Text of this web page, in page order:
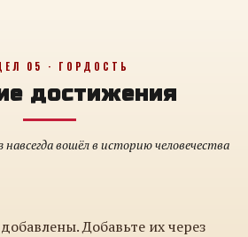
05 · ГОРДОСТЬ
достижения
вошёл в историю человечества
Добавьте их через